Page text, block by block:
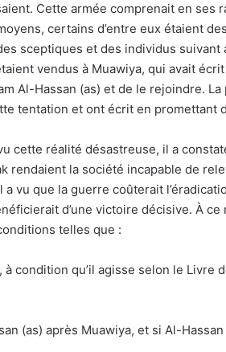
Cette armée comprenait en ses
certains d’entre eux étaient
sceptiques et des individus
vendus à Muawiya, qui avait
Al-Hassan (as) et de le rejoindre.
tentation et ont écrit en promettant
cette réalité désastreuse, il a
rendaient la société incapable de
vu que la guerre coûterait
d’une victoire décisive. À
telles que :
condition qu’il agisse selon le Livre
(as) après Muawiya, et si Al-